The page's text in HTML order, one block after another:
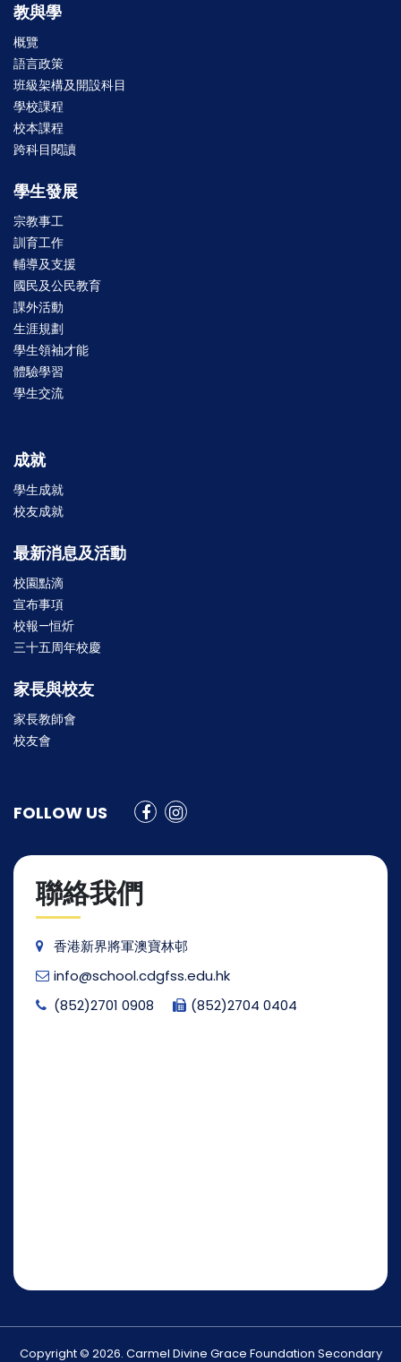
教與學
概覽
語言政策
班級架構及開設科目
學校課程
校本課程
跨科目閱讀
學生發展
宗教事工
訓育工作
輔導及支援
國民及公民教育
課外活動
生涯規劃
學生領袖才能
體驗學習
學生交流
成就
學生成就
校友成就
最新消息及活動
校園點滴
宣布事項
校報—恒炘
三十五周年校慶
家長與校友
家長教師會
校友會
FOLLOW US
聯絡我們
香港新界將軍澳寶林邨
info@school.cdgfss.edu.hk
(852)2701 0908
(852)2704 0404
Copyright © 2026. Carmel Divine Grace Foundation Secondary